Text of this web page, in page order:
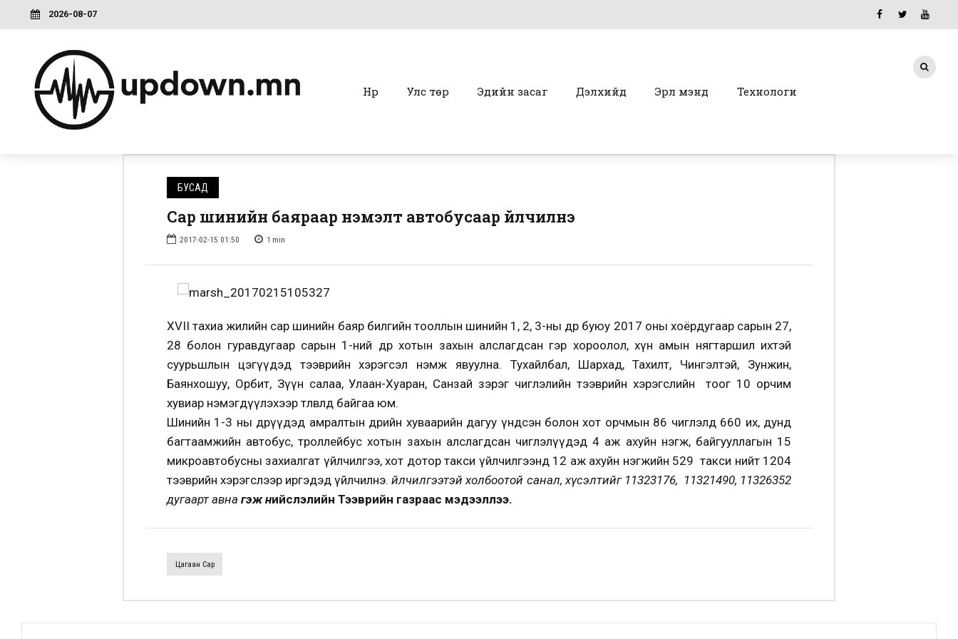
2026-08-07
Нүүр Улс төр Эдийн засаг Дэлхийд Эрүүл мэнд Технологи
БУСАД
Сар шинийн баяраар нэмэлт автобусаар үйлчилнэ
2017-02-15 01:50 1 min
XVII тахиа жилийн сар шинийн баяр билгийн тооллын шинийн 1, 2, 3-ны өдөр буюу 2017 оны хоёрдугаар сарын 27,
28 болон гуравдугаар сарын 1-ний өдөр хотын захын алслагдсан гэр хороолол, хүн амын нягтаршил ихтэй
суурьшлын цэгүүдэд тээврийн хэрэгсэл нэмж явуулна. Тухайлбал, Шархад, Тахилт, Чингэлтэй, Зунжин,
Баянхошуу, Орбит, Зүүн салаа, Улаан-Хуаран, Санзай зэрэг чиглэлийн тээврийн хэрэгслийн тоог 10 орчим
хувиар нэмэгдүүлэхээр төлөвлөөд байгаа юм.
Шинийн 1-3 ны өдрүүдэд амралтын өдрийн хуваарийн дагуу үндсэн болон хот орчмын 86 чиглэлд 660 их, дунд
багтаамжийн автобус, троллейбус хотын захын алслагдсан чиглэлүүдэд 4 аж ахуйн нэгж, байгууллагын 15
микроавтобусны захиалгат үйлчилгээ, хот дотор такси үйлчилгээнд 12 аж ахуйн нэгжийн 529 такси нийт 1204
тээврийн хэрэгслээр иргэдэд үйлчилнэ.Үйлчилгээтэй холбоотой санал, хүсэлтийг 11323176, 11321490, 11326352
дугаарт авна гэж нийслэлийн Тээврийн газраас мэдээллээ.
Цагаан Сар